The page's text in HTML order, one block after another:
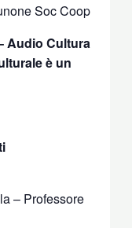
Soc Coop
Audio Cultura
è un